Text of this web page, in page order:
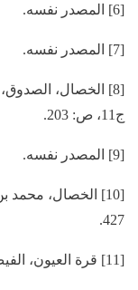
[6] المصدر نفسه.
[7] المصدر نفسه.
ج11، ص: 203.
[9] المصدر نفسه.
[10] الخصال،
427.
[11] قرة العيون، الفيض الكاشاني، ص: ٤٣٨.